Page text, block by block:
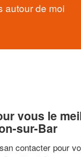
autour de moi
vous le
sur-Bar
contacter pour